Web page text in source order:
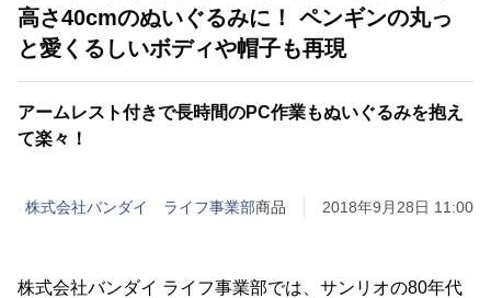
高さ40cmのぬいぐるみに！ ペンギンの丸っ
と愛くるしいボディや帽子も再現
アームレスト付きで長時間のPC作業もぬいぐるみを抱え
て楽々！
株式会社バンダイ ライフ事業部商品 2018年9月28日 11:00
株式会社バンダイ ライフ事業部では、サンリオの80年代